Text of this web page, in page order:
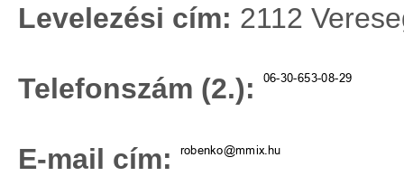
Levelezési cím: 2112
Telefonszám (2.):
E-mail cím: